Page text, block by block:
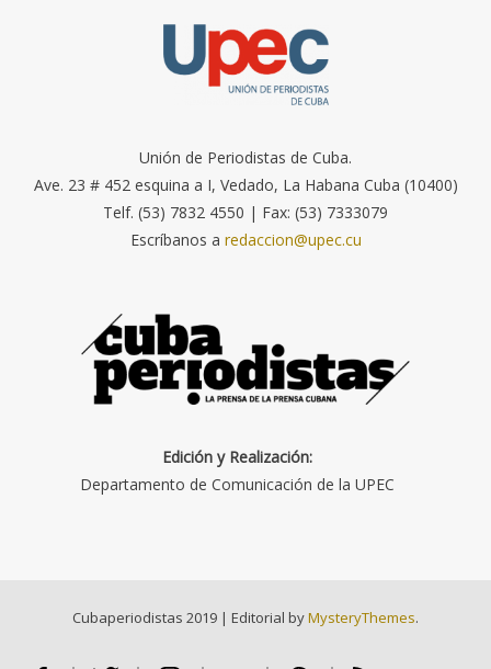
Unión de Periodistas de Cuba.
Ave. 23 # 452 esquina a I, Vedado, La Habana Cuba (10400)
Telf. (53) 7832 4550 | Fax: (53) 7333079
Escríbanos a redaccion@upec.cu
Edición y Realización:
Departamento de Comunicación de la UPEC
Cubaperiodistas 2019 | Editorial byMysteryThemes.